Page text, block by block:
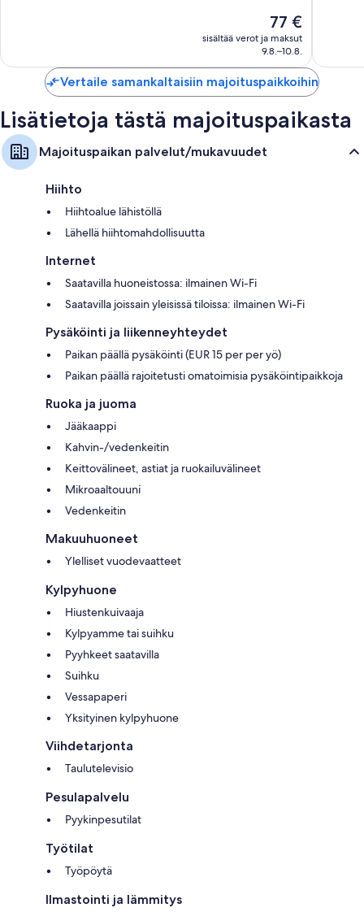
Hinta
on
77 €
77 €
sisältää verot ja maksut
9.8.–10.8.
Vertaile samankaltaisiin majoituspaikkoihin
Lisätietoja tästä majoituspaikasta
Majoituspaikan palvelut/mukavuudet
Hiihto
Hiihtoalue lähistöllä
Lähellä hiihtomahdollisuutta
Internet
Saatavilla huoneistossa: ilmainen Wi-Fi
Saatavilla joissain yleisissä tiloissa: ilmainen Wi-Fi
Pysäköinti ja liikenneyhteydet
Paikan päällä pysäköinti (EUR 15 per per yö)
Paikan päällä rajoitetusti omatoimisia pysäköintipaikkoja
Ruoka ja juoma
Jääkaappi
Kahvin-/vedenkeitin
Keittovälineet, astiat ja ruokailuvälineet
Mikroaaltouuni
Vedenkeitin
Makuuhuoneet
Ylelliset vuodevaatteet
Kylpyhuone
Hiustenkuivaaja
Kylpyamme tai suihku
Pyyhkeet saatavilla
Suihku
Vessapaperi
Yksityinen kylpyhuone
Viihdetarjonta
Taulutelevisio
Pesulapalvelu
Pyykinpesutilat
Työtilat
Työpöytä
Ilmastointi ja lämmitys